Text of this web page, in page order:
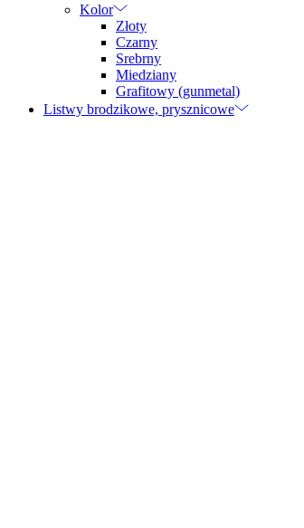
Kolor
Złoty
Czarny
Srebrny
Miedziany
Grafitowy (gunmetal)
Listwy brodzikowe, prysznicowe